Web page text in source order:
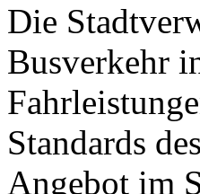
Die
Busverkehr
Standards
Angebot im